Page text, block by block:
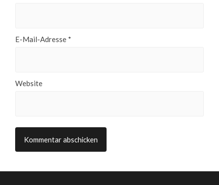
E-Mail-Adresse *
Website